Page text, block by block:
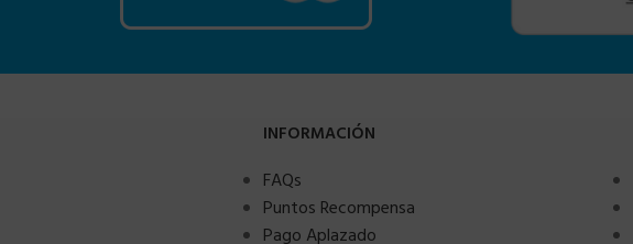
INFORMACIÓN
FAQs
Puntos Recompensa
Pago Aplazado